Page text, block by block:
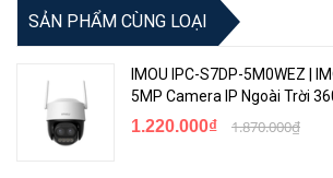
<Hotline: 0828.011.011 - (028)7300.2021 -
SẢN PHẨM CÙNG LOẠI
IMOU IPC-S7DP-5M0WEZ |
5MP Camera IP Ngoài Trời
1.220.000₫ 1.870.000₫